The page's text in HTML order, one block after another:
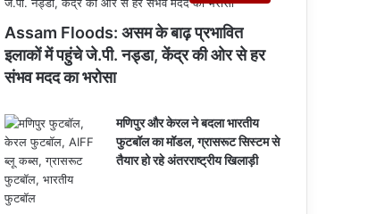
Assam Floods: असम के बाढ़ प्रभावित
इलाकों में पहुंचे जे.पी. नड्डा, केंद्र की ओर से हर
संभव मदद का भरोसा
मणिपुर और केरल ने बदला भारतीय
फुटबॉल का मॉडल, ग्रासरूट सिस्टम से
तैयार हो रहे अंतरराष्ट्रीय खिलाड़ी